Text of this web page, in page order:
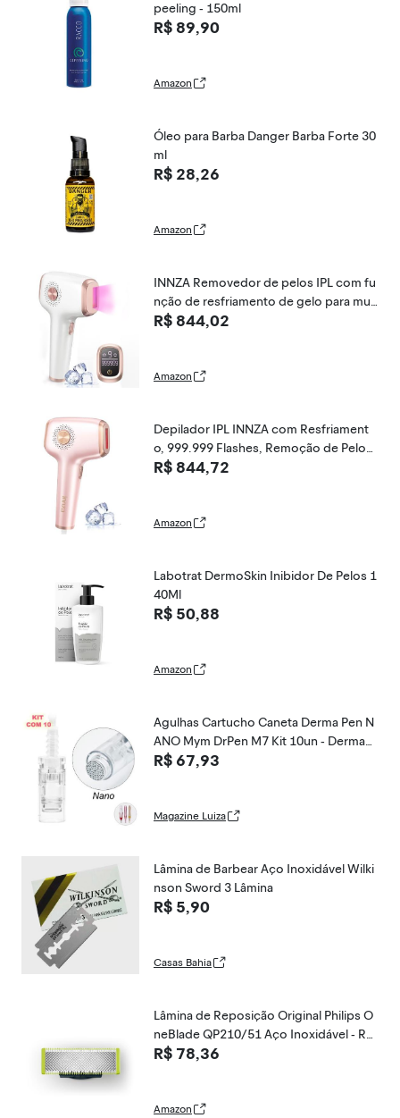
peeling - 150ml
R$ 89,90
Amazon
Óleo para Barba Danger Barba Forte 30
ml
R$ 28,26
Amazon
INNZA Removedor de pelos IPL com fu
nção de resfriamento de gelo para mul
heres permanentes, 999.999 Flashes R
ernas, braços (Ouro rosa - 2)
R$ 844,02
Amazon
Depilador IPL INNZA com Resfriament
o, 999.999 Flashes, Remoção de Pelos
Permanente, Cor Ouro Rosa
R$ 844,72
Amazon
Labotrat DermoSkin Inibidor De Pelos 1
40Ml
R$ 50,88
Amazon
Agulhas Cartucho Caneta Derma Pen N
ANO Mym DrPen M7 Kit 10un - DermaP
e
R$ 67,93
Magazine Luiza
Lâmina de Barbear Aço Inoxidável Wilki
nson Sword 3 Lâmina
R$ 5,90
Casas Bahia
Lâmina de Reposição Original Philips O
neBlade QP210/51 Aço Inoxidável - Ras
pa, Apara e Contorna, compatível com
R$ 78,36
Amazon